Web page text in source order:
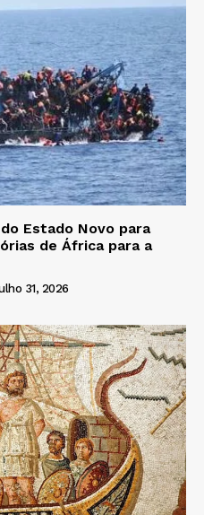
Estado Novo para
de África para a
31, 2026